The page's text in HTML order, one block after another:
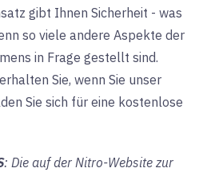
gibt Ihnen Sicherheit - was
so viele andere Aspekte der
in Frage gestellt sind.
Sie, wenn Sie unser
Sie sich für eine kostenlose
: Die auf der Nitro-Website zur